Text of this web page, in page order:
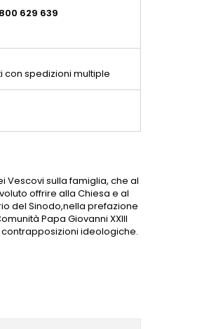
629 639
con spedizioni multiple
Vescovi sulla famiglia, che al
offrire alla Chiesa e al
del Sinodo,nella prefazione
Papa Giovanni XXIII
ideologiche.